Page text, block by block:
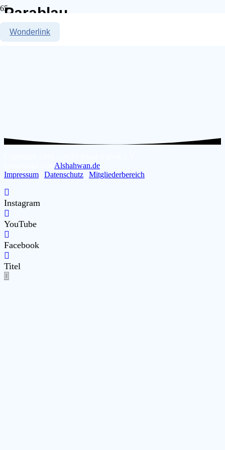
Wonderlink
Parablau
Alshahwan.de
Impressum
Datenschutz Mitgliederbereich
Instagram
YouTube
Facebook
Titel